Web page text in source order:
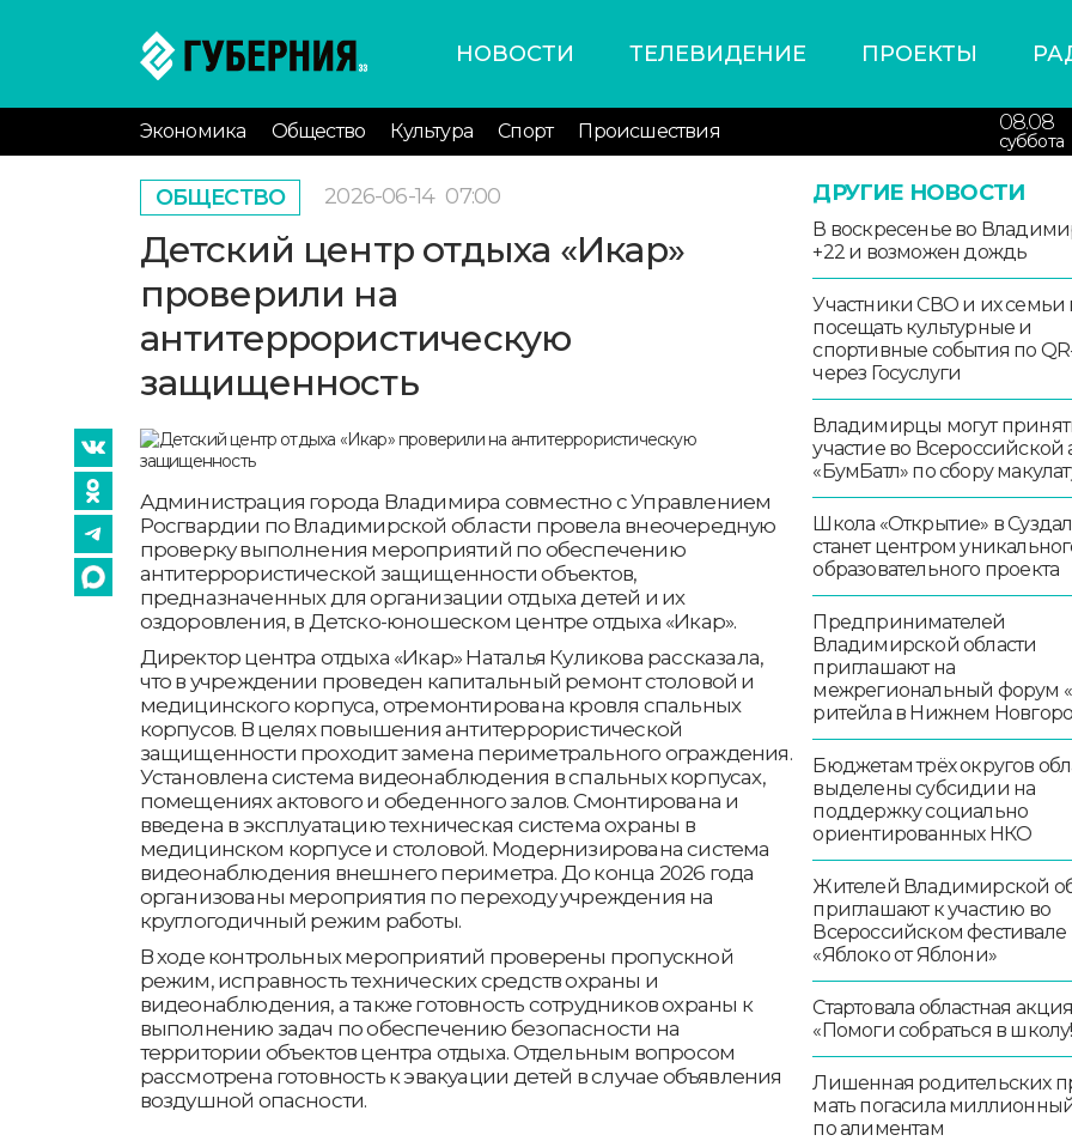
НОВОСТИ ТЕЛЕВИДЕНИЕ ПРОЕКТЫ
Экономика Общество Культура Спорт Происшествия 08.08
суббота
ОБЩЕСТВО 2026-06-14 07:00
Детский центр отдыха «Икар»
проверили на
антитеррористическую
защищенность
Администрация города Владимира совместно с Управлением
Росгвардии по Владимирской области провела внеочередную
проверку выполнения мероприятий по обеспечению
антитеррористической защищенности объектов,
предназначенных для организации отдыха детей и их
оздоровления, в Детско-юношеском центре отдыха «Икар».
Директор центра отдыха «Икар» Наталья Куликова рассказала,
что в учреждении проведен капитальный ремонт столовой и
медицинского корпуса, отремонтирована кровля спальных
корпусов. В целях повышения антитеррористической
защищенности проходит замена периметрального ограждения.
Установлена система видеонаблюдения в спальных корпусах,
помещениях актового и обеденного залов. Смонтирована и
введена в эксплуатацию техническая система охраны в
медицинском корпусе и столовой. Модернизирована система
видеонаблюдения внешнего периметра. До конца 2026 года
организованы мероприятия по переходу учреждения на
круглогодичный режим работы.
В ходе контрольных мероприятий проверены пропускной
режим, исправность технических средств охраны и
видеонаблюдения, а также готовность сотрудников охраны к
выполнению задач по обеспечению безопасности на
территории объектов центра отдыха. Отдельным вопросом
рассмотрена готовность к эвакуации детей в случае объявления
воздушной опасности.
ДРУГИЕ НОВОСТИ
В воскресенье во
+22 и возможен дождь
Участники СВО и их семьи
посещать культурные и
спортивные события по
через Госуслуги
Владимирцы могут
участие во
«БумБатл» по сбору
Школа «Открытие» в
станет центром
образовательного проекта
Предпринимателей
Владимирской области
приглашают на
межрегиональный форум
ритейла в Нижнем
Бюджетам трёх округов
выделены субсидии на
поддержку социально
ориентированных НКО
Жителей Владимирской
приглашают к участию во
Всероссийском фестивале
«Яблоко от Яблони»
Стартовала областная
«Помоги собраться в
Лишенная родительских
мать погасила
по алиментам